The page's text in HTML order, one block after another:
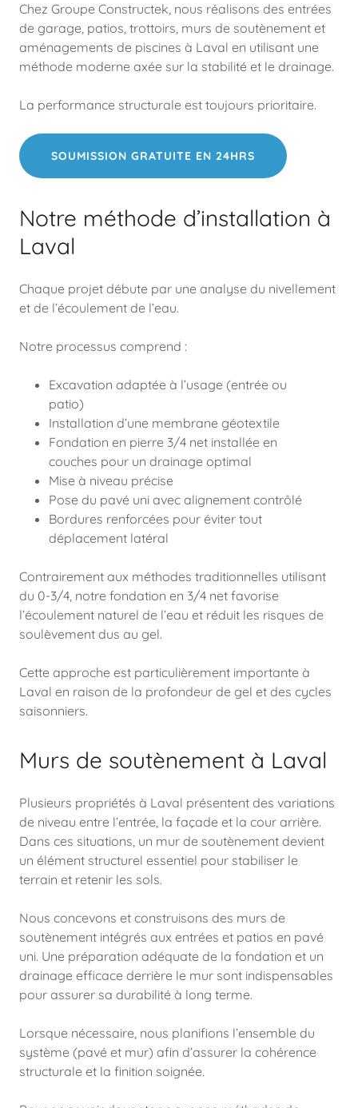
Chez Groupe Constructek, nous réalisons des entrées
de garage, patios, trottoirs, murs de soutènement et
aménagements de piscines à Laval en utilisant une
méthode moderne axée sur la stabilité et le drainage.
La performance structurale est toujours prioritaire.
SOUMISSION GRATUITE EN 24HRS
Notre méthode d’installation à
Laval
Chaque projet débute par une analyse du nivellement
et de l’écoulement de l’eau.
Notre processus comprend :
Excavation adaptée à l’usage (entrée ou
patio)
Installation d’une membrane géotextile
Fondation en pierre 3/4 net installée en
couches pour un drainage optimal
Mise à niveau précise
Pose du pavé uni avec alignement contrôlé
Bordures renforcées pour éviter tout
déplacement latéral
Contrairement aux méthodes traditionnelles utilisant
du 0-3/4, notre fondation en 3/4 net favorise
l’écoulement naturel de l’eau et réduit les risques de
soulèvement dus au gel.
Cette approche est particulièrement importante à
Laval en raison de la profondeur de gel et des cycles
saisonniers.
Murs de soutènement à Laval
Plusieurs propriétés à Laval présentent des variations
de niveau entre l’entrée, la façade et la cour arrière.
Dans ces situations, un mur de soutènement devient
un élément structurel essentiel pour stabiliser le
terrain et retenir les sols.
Nous concevons et construisons des murs de
soutènement intégrés aux entrées et patios en pavé
uni. Une préparation adéquate de la fondation et un
drainage efficace derrière le mur sont indispensables
pour assurer sa durabilité à long terme.
Lorsque nécessaire, nous planifions l’ensemble du
système (pavé et mur) afin d’assurer la cohérence
structurale et la finition soignée.